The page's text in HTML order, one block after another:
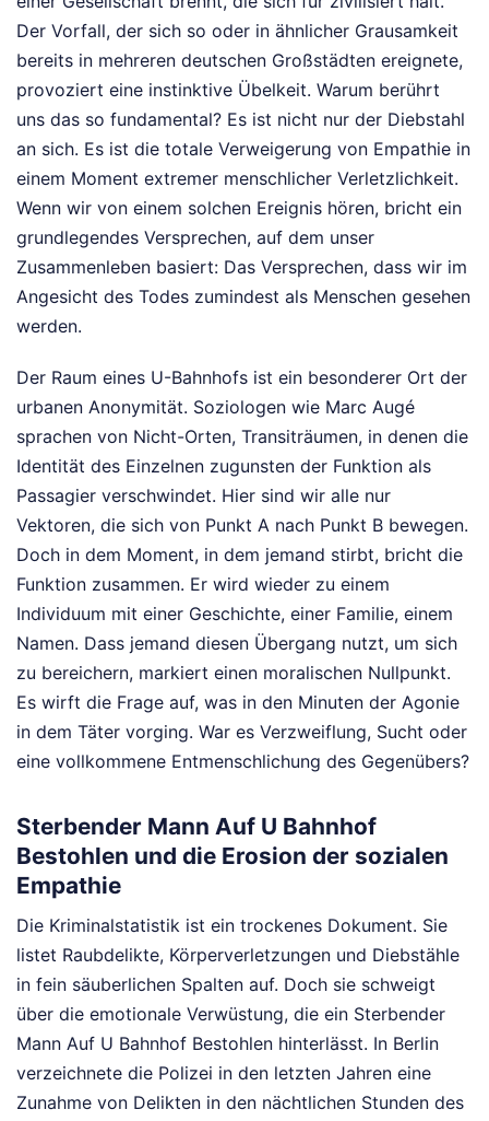
Der Vorfall, der sich so oder in ähnlicher Grausamkeit
bereits in mehreren deutschen Großstädten ereignete,
provoziert eine instinktive Übelkeit. Warum berührt
uns das so fundamental? Es ist nicht nur der Diebstahl
an sich. Es ist die totale Verweigerung von Empathie in
einem Moment extremer menschlicher Verletzlichkeit.
Wenn wir von einem solchen Ereignis hören, bricht ein
grundlegendes Versprechen, auf dem unser
Zusammenleben basiert: Das Versprechen, dass wir im
Angesicht des Todes zumindest als Menschen gesehen
werden.
Der Raum eines U-Bahnhofs ist ein besonderer Ort der
urbanen Anonymität. Soziologen wie Marc Augé
sprachen von Nicht-Orten, Transiträumen, in denen die
Identität des Einzelnen zugunsten der Funktion als
Passagier verschwindet. Hier sind wir alle nur
Vektoren, die sich von Punkt A nach Punkt B bewegen.
Doch in dem Moment, in dem jemand stirbt, bricht die
Funktion zusammen. Er wird wieder zu einem
Individuum mit einer Geschichte, einer Familie, einem
Namen. Dass jemand diesen Übergang nutzt, um sich
zu bereichern, markiert einen moralischen Nullpunkt.
Es wirft die Frage auf, was in den Minuten der Agonie
in dem Täter vorging. War es Verzweiflung, Sucht oder
eine vollkommene Entmenschlichung des Gegenübers?
Sterbender Mann Auf U Bahnhof
Bestohlen und die Erosion der sozialen
Empathie
Die Kriminalstatistik ist ein trockenes Dokument. Sie
listet Raubdelikte, Körperverletzungen und Diebstähle
in fein säuberlichen Spalten auf. Doch sie schweigt
über die emotionale Verwüstung, die ein Sterbender
Mann Auf U Bahnhof Bestohlen hinterlässt. In Berlin
verzeichnete die Polizei in den letzten Jahren eine
Zunahme von Delikten in den nächtlichen Stunden des